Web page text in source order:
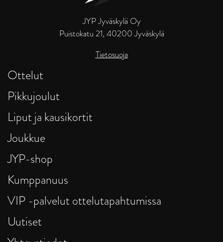
JYP Jyväskylä Oy
Puistokatu 21, 40200 Jyväskylä
Tietosuoja
Ottelut
Pikkujoulut
Liput ja kausikortit
Joukkue
JYP-shop
Kumppanuus
VIP -palvelut ottelutapahtumissa
Uutiset